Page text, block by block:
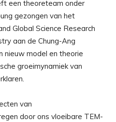
een theoreteam onder
gezongen van het
Global Science Research
aan de Chung-Ang
nieuw model en theorie
groeimynamiek van
van
door ons vloeibare TEM-